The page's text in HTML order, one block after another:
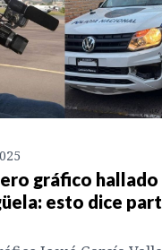
gráfico hallado
esto dice